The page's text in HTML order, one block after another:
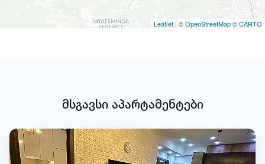
Leaflet | ©OpenStreetMap©CARTO
მსგავსი აპარტამენტები